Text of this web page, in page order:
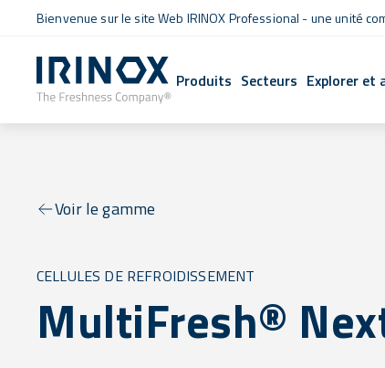
Bienvenue sur le site Web IRINOX Professional - une unité
Produits Secteurs Explorer et
Voir le gamme
CELLULES DE REFROIDISSEMENT
MultiFresh®